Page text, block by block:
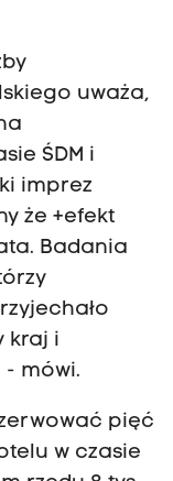
uważa,
ŚDM i
imprez
że +efekt
Badania
kraj i
- mówi.
pięć
w czasie